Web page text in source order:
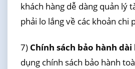
khách hàng dễ dàng quản lý
phải lo lắng về các khoản chi
7) Chính sách bảo hành dài
dụng chính sách bảo hành